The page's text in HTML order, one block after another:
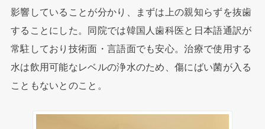
影響していることが分かり、まずは上の親知らずを抜歯
することにした。同院では韓国人歯科医と日本語通訳が
常駐しており技術面・言語面でも安心。治療で使用する
水は飲用可能なレベルの浄水のため、傷にばい菌が入る
こともないとのこと。